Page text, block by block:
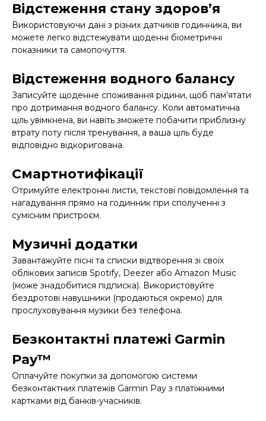
Відстеження стану здоров’я
Використовуючи дані з різних датчиків годинника, ви
можете легко відстежувати щоденні біометричні
показники та самопочуття.
Відстеження водного балансу
Записуйте щоденне споживання рідини, щоб пам’ятати
про дотримання водного балансу. Коли автоматична
ціль увімкнена, ви навіть зможете побачити приблизну
втрату поту після тренування, а ваша ціль буде
відповідно відкоригована.
Смартнотифікації
Отримуйте електронні листи, текстові повідомлення та
нагадування прямо на годинник при сполученні з
сумісним пристроєм.
Музичні додатки
Завантажуйте пісні та списки відтворення зі своїх
облікових записів Spotify, Deezer або Amazon Music
(може знадобитися підписка). Використовуйте
бездротові навушники (продаються окремо) для
прослуховування музики без телефона.
Безконтактні платежі Garmin
Pay™
Оплачуйте покупки за допомогою системи
безконтактних платежів Garmin Pay з платіжними
картками від банків-учасників.